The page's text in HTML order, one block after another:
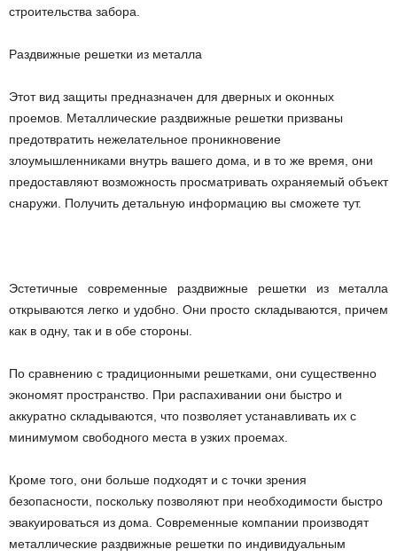
строительства забора.
Раздвижные решетки из металла
Этот вид защиты предназначен для дверных и оконных
проемов. Металлические раздвижные решетки призваны
предотвратить нежелательное проникновение
злоумышленниками внутрь вашего дома, и в то же время, они
предоставляют возможность просматривать охраняемый объект
снаружи. Получить детальную информацию вы сможете тут.
Эстетичные современные раздвижные решетки из металла
открываются легко и удобно. Они просто складываются, причем
как в одну, так и в обе стороны.
По сравнению с традиционными решетками, они существенно
экономят пространство. При распахивании они быстро и
аккуратно складываются, что позволяет устанавливать их с
минимумом свободного места в узких проемах.
Кроме того, они больше подходят и с точки зрения
безопасности, поскольку позволяют при необходимости быстро
эвакуироваться из дома. Современные компании производят
металлические раздвижные решетки по индивидуальным